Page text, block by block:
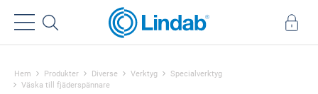
Hem Produkter Diverse Verktyg
Specialverktyg
Väska till fjäderspännare